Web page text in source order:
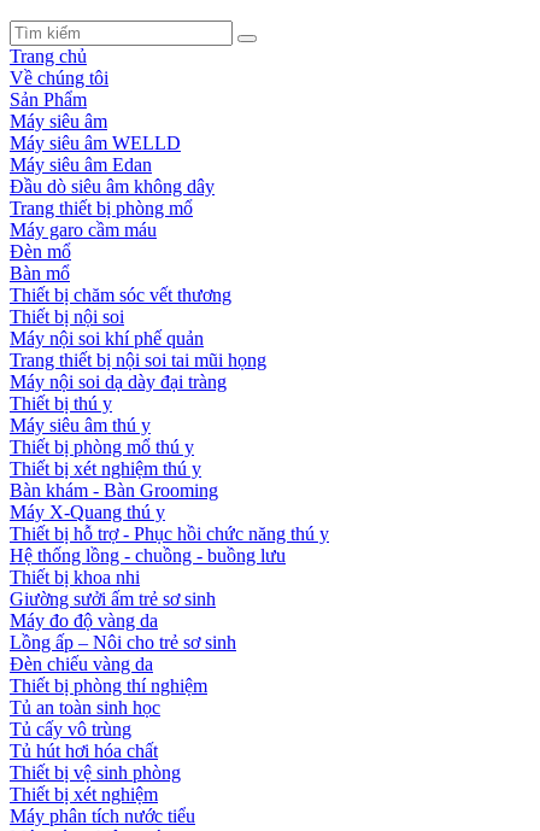
Trang chủ
Về chúng tôi
Sản Phẩm
Máy siêu âm
Máy siêu âm WELLD
Máy siêu âm Edan
Đầu dò siêu âm không dây
Trang thiết bị phòng mổ
Máy garo cầm máu
Đèn mổ
Bàn mổ
Thiết bị chăm sóc vết thương
Thiết bị nội soi
Máy nội soi khí phế quản
Trang thiết bị nội soi tai mũi họng
Máy nội soi dạ dày đại tràng
Thiết bị thú y
Máy siêu âm thú y
Thiết bị phòng mổ thú y
Thiết bị xét nghiệm thú y
Bàn khám - Bàn Grooming
Máy X-Quang thú y
Thiết bị hỗ trợ - Phục hồi chức năng thú y
Hệ thống lồng - chuồng - buồng lưu
Thiết bị khoa nhi
Giường sưởi ấm trẻ sơ sinh
Máy đo độ vàng da
Lồng ấp – Nôi cho trẻ sơ sinh
Đèn chiếu vàng da
Thiết bị phòng thí nghiệm
Tủ an toàn sinh học
Tủ cấy vô trùng
Tủ hút hơi hóa chất
Thiết bị vệ sinh phòng
Thiết bị xét nghiệm
Máy phân tích nước tiểu